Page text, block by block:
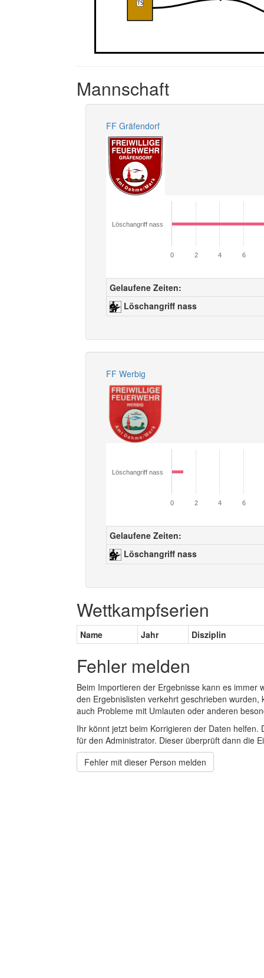
Mannschaft
FF Gräfendorf
Löschangriff nass
0 2 4 6
Gelaufene Zeiten:
Löschangriff nass
FF Werbig
Löschangriff nass
0 2 4 6
Gelaufene Zeiten:
Löschangriff nass
Wettkampfserien
Name Jahr Disziplin
Fehler melden
Beim Importieren der Ergebnisse kann es
den Ergebnislisten verkehrt geschrieben
auch Probleme mit Umlauten oder anderen
Ihr könnt jetzt beim Korrigieren der Daten
für den Administrator. Dieser überprüft dann die
Fehler mit dieser Person melden